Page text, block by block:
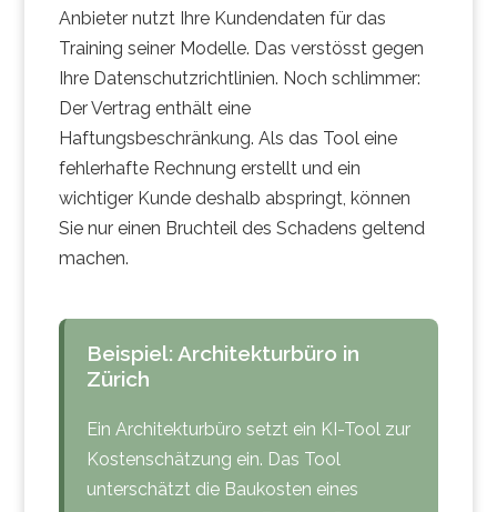
Anbieter nutzt Ihre Kundendaten für das
Training seiner Modelle. Das verstösst gegen
Ihre Datenschutzrichtlinien. Noch schlimmer:
Der Vertrag enthält eine
Haftungsbeschränkung. Als das Tool eine
fehlerhafte Rechnung erstellt und ein
wichtiger Kunde deshalb abspringt, können
Sie nur einen Bruchteil des Schadens geltend
machen.
Beispiel: Architekturbüro in
Zürich
Ein Architekturbüro setzt ein KI-Tool zur
Kostenschätzung ein. Das Tool
unterschätzt die Baukosten eines